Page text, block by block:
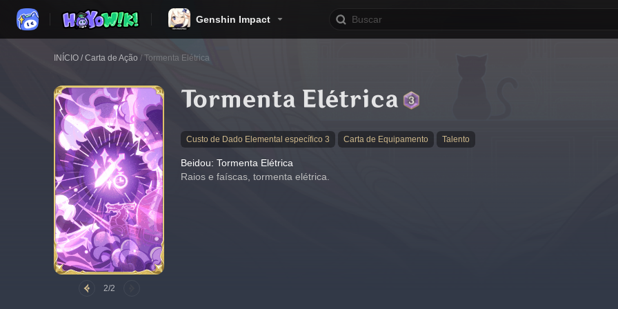
Genshin Impact
INÍCIO / Carta de Ação / Tormenta Elétrica
2/2
Tormenta Elétrica
Custo de Dado Elemental específico 3 Carta de Equipamento Talento
Beidou: Tormenta Elétrica
Raios e faíscas, tormenta elétrica.